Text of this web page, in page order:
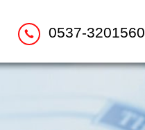
0537-3201560